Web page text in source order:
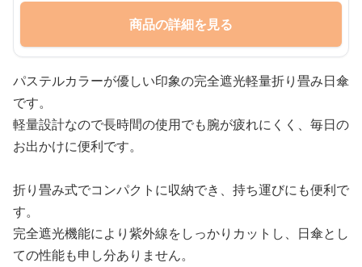
商品の詳細を見る
パステルカラーが優しい印象の完全遮光軽量折り畳み日傘
です。
軽量設計なので長時間の使用でも腕が疲れにくく、毎日の
お出かけに便利です。
折り畳み式でコンパクトに収納でき、持ち運びにも便利で
す。
完全遮光機能により紫外線をしっかりカットし、日傘とし
ての性能も申し分ありません。